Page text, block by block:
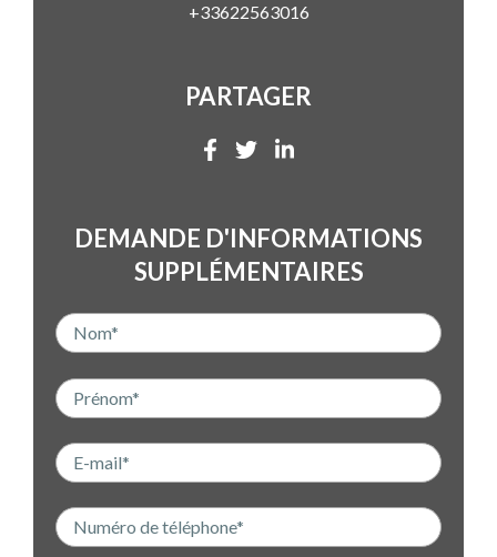
+33622563016
PARTAGER
DEMANDE D'INFORMATIONS
SUPPLÉMENTAIRES